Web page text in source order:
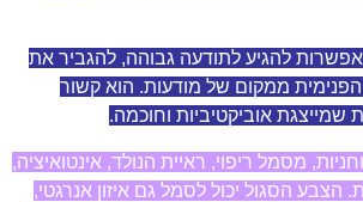
להגיע לתודעה גבוהה, להגביר את
ממקום של מודעות. הוא קשור
שמייצגת אוביקטיביות וחוכמה.
מסמל ריפוי, ראיית הנולד, אינטואיציה,
הצבע הסגול יכול לסמל גם איזון אנרגטי,